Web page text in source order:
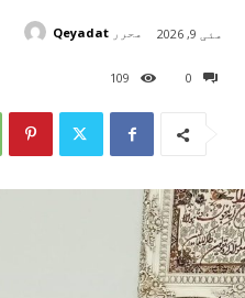
0
109
مئی 9, 2026 محرر Qeyadat